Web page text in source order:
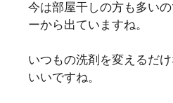
今は部屋干しの方も多い
ーから出ていますね。
いつもの洗剤を変えるだ
いいですね。